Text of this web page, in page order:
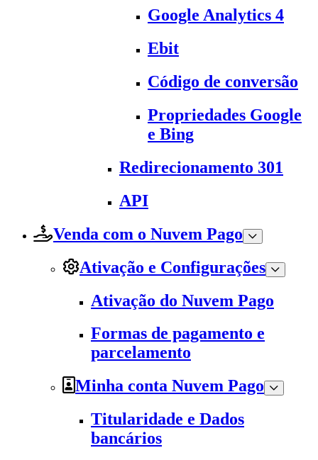
Google Analytics 4
Ebit
Código de conversão
Propriedades Google
e Bing
Redirecionamento 301
API
Venda com o Nuvem Pago
Ativação e Configurações
Ativação do Nuvem Pago
Formas de pagamento e
parcelamento
Minha conta Nuvem Pago
Titularidade e Dados
bancários